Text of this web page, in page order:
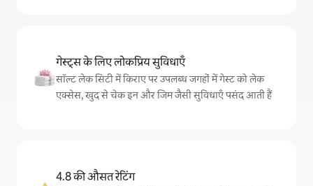
गेस्ट्स के लिए लोकप्रिय सुविधाएँ
सॉल्ट लेक सिटी में किराए पर उपलब्ध जगहों में गेस्ट को लेक
एक्सेस, खुद से चेक इन और जिम जैसी सुविधाएँ पसंद आती हैं
4.8 की औसत रेटिंग